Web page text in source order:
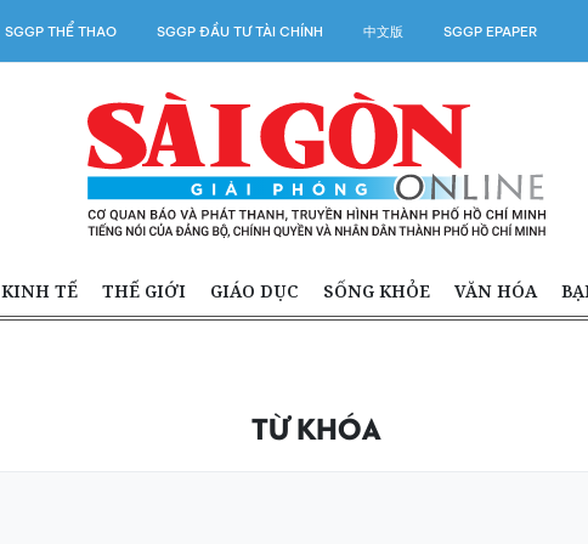
SGGP THỂ THAO SGGP ĐẦU TƯ TÀI CHÍNH 中文版 SGGP EPAPER
KINH TẾ THẾ GIỚI GIÁO DỤC SỐNG KHỎE VĂN HÓA
TỪ KHÓA